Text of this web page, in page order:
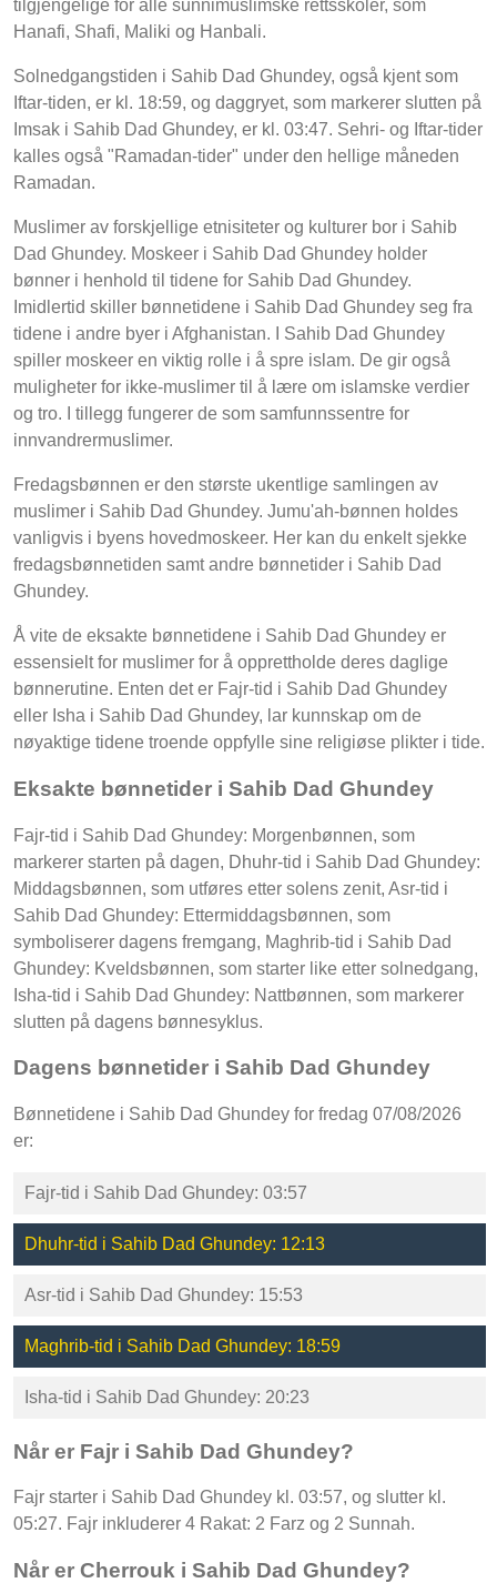
tilgjengelige for alle sunnimuslimske rettsskoler, som
Hanafi, Shafi, Maliki og Hanbali.
Solnedgangstiden i Sahib Dad Ghundey, også kjent som
Iftar-tiden, er kl. 18:59, og daggryet, som markerer slutten på
Imsak i Sahib Dad Ghundey, er kl. 03:47. Sehri- og Iftar-tider
kalles også "Ramadan-tider" under den hellige måneden
Ramadan.
Muslimer av forskjellige etnisiteter og kulturer bor i Sahib
Dad Ghundey. Moskeer i Sahib Dad Ghundey holder
bønner i henhold til tidene for Sahib Dad Ghundey.
Imidlertid skiller bønnetidene i Sahib Dad Ghundey seg fra
tidene i andre byer i Afghanistan. I Sahib Dad Ghundey
spiller moskeer en viktig rolle i å spre islam. De gir også
muligheter for ikke-muslimer til å lære om islamske verdier
og tro. I tillegg fungerer de som samfunnssentre for
innvandrermuslimer.
Fredagsbønnen er den største ukentlige samlingen av
muslimer i Sahib Dad Ghundey. Jumu'ah-bønnen holdes
vanligvis i byens hovedmoskeer. Her kan du enkelt sjekke
fredagsbønnetiden samt andre bønnetider i Sahib Dad
Ghundey.
Å vite de eksakte bønnetidene i Sahib Dad Ghundey er
essensielt for muslimer for å opprettholde deres daglige
bønnerutine. Enten det er Fajr-tid i Sahib Dad Ghundey
eller Isha i Sahib Dad Ghundey, lar kunnskap om de
nøyaktige tidene troende oppfylle sine religiøse plikter i tide.
Eksakte bønnetider i Sahib Dad Ghundey
Fajr-tid i Sahib Dad Ghundey: Morgenbønnen, som
markerer starten på dagen, Dhuhr-tid i Sahib Dad Ghundey:
Middagsbønnen, som utføres etter solens zenit, Asr-tid i
Sahib Dad Ghundey: Ettermiddagsbønnen, som
symboliserer dagens fremgang, Maghrib-tid i Sahib Dad
Ghundey: Kveldsbønnen, som starter like etter solnedgang,
Isha-tid i Sahib Dad Ghundey: Nattbønnen, som markerer
slutten på dagens bønnesyklus.
Dagens bønnetider i Sahib Dad Ghundey
Bønnetidene i Sahib Dad Ghundey for fredag 07/08/2026
er:
Fajr-tid i Sahib Dad Ghundey: 03:57
Dhuhr-tid i Sahib Dad Ghundey: 12:13
Asr-tid i Sahib Dad Ghundey: 15:53
Maghrib-tid i Sahib Dad Ghundey: 18:59
Isha-tid i Sahib Dad Ghundey: 20:23
Når er Fajr i Sahib Dad Ghundey?
Fajr starter i Sahib Dad Ghundey kl. 03:57, og slutter kl.
05:27. Fajr inkluderer 4 Rakat: 2 Farz og 2 Sunnah.
Når er Cherrouk i Sahib Dad Ghundey?